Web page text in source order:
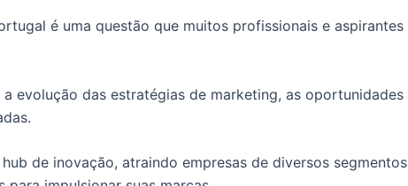
é uma questão que muitos profissionais e aspirantes
evolução das estratégias de marketing, as oportunidades
de inovação, atraindo empresas de diversos segmentos